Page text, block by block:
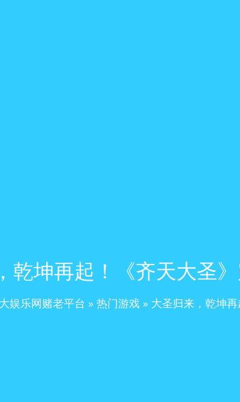
乾坤再起！《齐天大圣
娱乐网赌老平台 » 热门游戏 » 大圣归来，乾坤